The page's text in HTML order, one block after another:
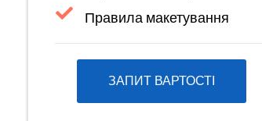
Правила макетування
ЗАПИТ ВАРТОСТІ